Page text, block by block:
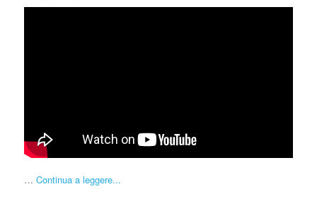
… Continua a leggere...